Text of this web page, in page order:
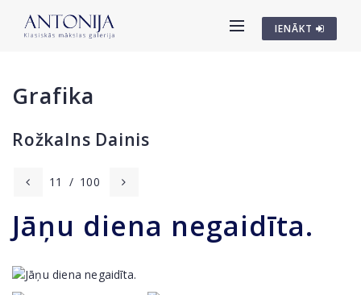
IENĀKT
Grafika
Rožkalns Dainis
11 / 100
Jāņu diena negaidīta.